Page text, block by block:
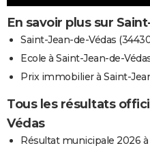
En savoir plus sur
Saint-Jean-de-Védas
Ecole à Saint-Jean-de-
Prix immobilier à Saint-
Tous les résultats
Védas
Résultat municipale 2026